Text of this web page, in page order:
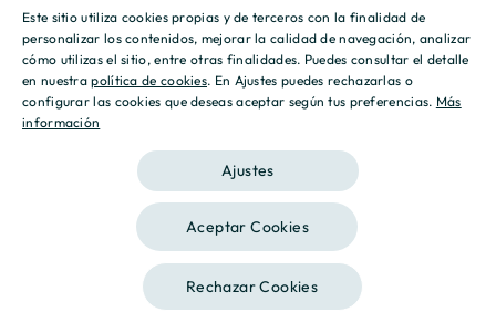
*Plaza y trastero incluidos en el precio. Precios sujetos a
disponibilidad. Impuestos no incluidos. Consulta más viviendas
disponibles en nuestro punto de venta.
Descargas Llámanos
SPANISH
ENGLISH
Este sitio utiliza cookies propias y de terceros con la finalidad de
personalizar los contenidos, mejorar la calidad de navegación, analizar
cómo utilizas el sitio, entre otras finalidades. Puedes consultar el detalle
en nuestrapolítica de cookies. En Ajustes puedes rechazarlas o
configurar las cookies que deseas aceptar según tus preferencias. Más
información
Ajustes
Aceptar Cookies
Rechazar Cookies